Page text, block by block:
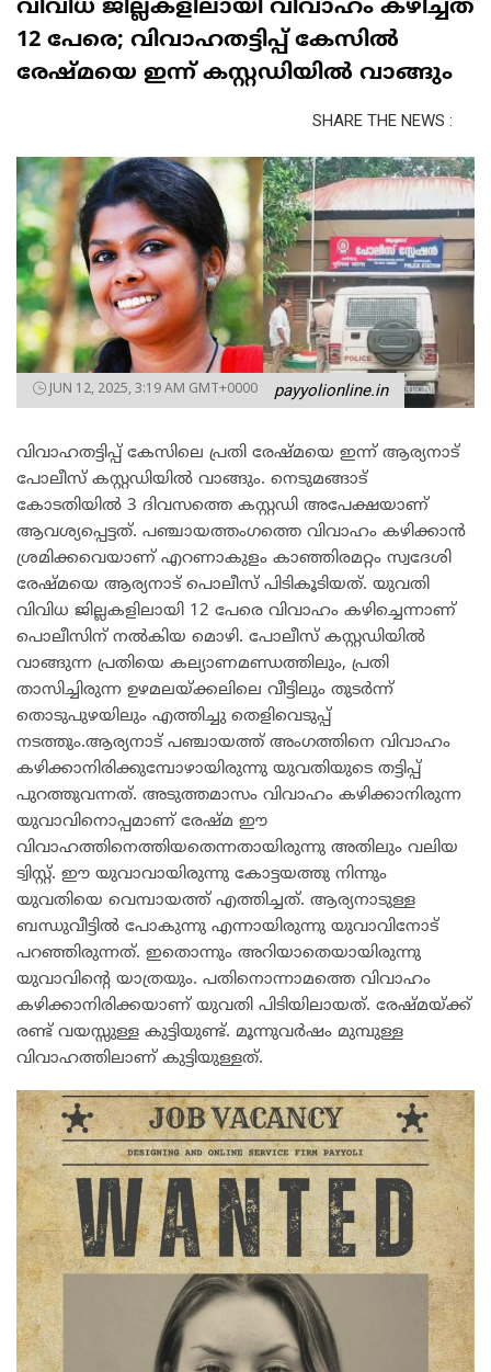
വിവിധ ജില്ലകളിലായി വിവാഹം കഴിച്ചത്
12 പേരെ; വിവാഹതട്ടിപ്പ് കേസിൽ
രേഷ്മയെ ഇന്ന് കസ്റ്റഡിയിൽ വാങ്ങും
SHARE THE NEWS :
JUN 12, 2025, 3:19 AM GMT+0000 payyolionline.in
വിവാഹതട്ടിപ്പ് കേസിലെ പ്രതി രേഷ്മയെ ഇന്ന് ആര്യനാട്
പോലീസ് കസ്റ്റഡിയിൽ വാങ്ങും. നെടുമങ്ങാട്
കോടതിയിൽ 3 ദിവസത്തെ കസ്റ്റഡി അപേക്ഷയാണ്
ആവശ്യപ്പെട്ടത്. പഞ്ചായത്തംഗത്തെ വിവാഹം കഴിക്കാൻ
ശ്രമിക്കവെയാണ് എറണാകുളം കാഞ്ഞിരമറ്റം സ്വദേശി
രേഷ്മയെ ആര്യനാട് പൊലീസ് പിടികൂടിയത്. യുവതി
വിവിധ ജില്ലകളിലായി 12 പേരെ വിവാഹം കഴിച്ചെന്നാണ്
പൊലീസിന് നൽകിയ മൊഴി. പോലീസ് കസ്റ്റഡിയിൽ
വാങ്ങുന്ന പ്രതിയെ കല്യാണമണ്ഡത്തിലും, പ്രതി
താസിച്ചിരുന്ന ഉഴമലയ്ക്കലിലെ വീട്ടിലും തുടർന്ന്
തൊടുപുഴയിലും എത്തിച്ചു തെളിവെടുപ്പ്
നടത്തും.ആര്യനാട് പഞ്ചായത്ത് അംഗത്തിനെ വിവാഹം
കഴിക്കാനിരിക്കുമ്പോഴായിരുന്നു യുവതിയുടെ തട്ടിപ്പ്
പുറത്തുവന്നത്. അടുത്തമാസം വിവാഹം കഴിക്കാനിരുന്ന
യുവാവിനൊപ്പമാണ് രേഷ്മ ഈ
വിവാഹത്തിനെത്തിയതെന്നതായിരുന്നു അതിലും വലിയ
ട്വിസ്റ്റ്. ഈ യുവാവായിരുന്നു കോട്ടയത്തു നിന്നും
യുവതിയെ വെമ്പായത്ത് എത്തിച്ചത്. ആര്യനാടുള്ള
ബന്ധുവീട്ടിൽ പോകുന്നു എന്നായിരുന്നു യുവാവിനോട്
പറഞ്ഞിരുന്നത്. ഇതൊന്നും അറിയാതെയായിരുന്നു
യുവാവിൻ്റെ യാത്രയും. പതിനൊന്നാമത്തെ വിവാഹം
കഴിക്കാനിരിക്കയാണ് യുവതി പിടിയിലായത്. രേഷ്മയ്ക്ക്
രണ്ട് വയസ്സുള്ള കുട്ടിയുണ്ട്. മൂന്നുവർഷം മുമ്പുള്ള
വിവാഹത്തിലാണ് കുട്ടിയുള്ളത്.